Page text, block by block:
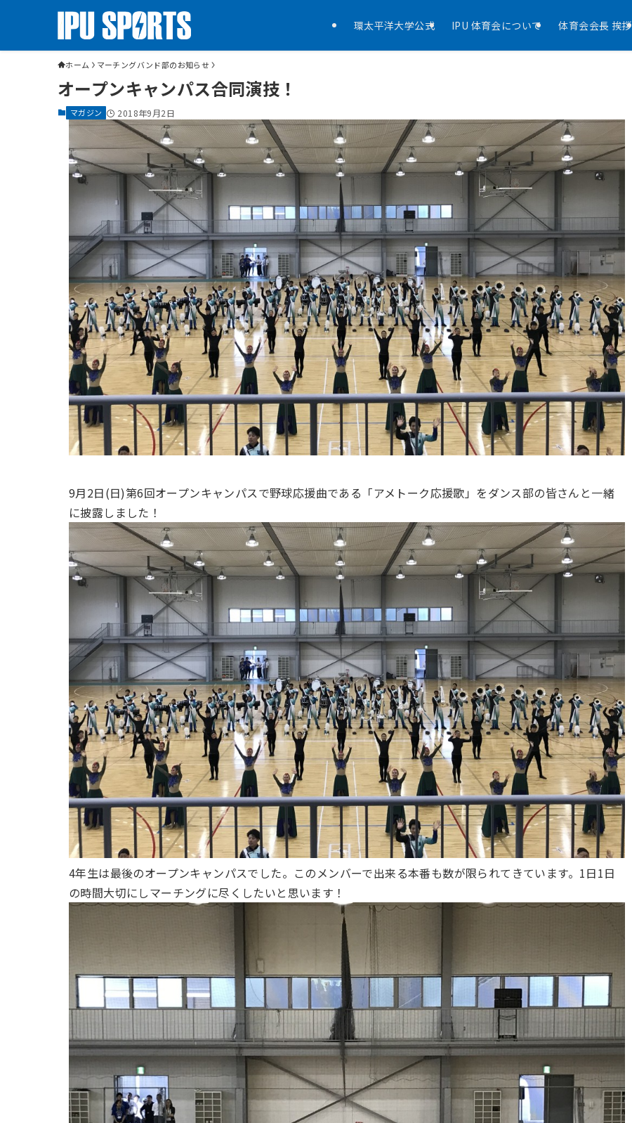
環太平洋大学公式 IPU 体育会について 体育会会長 挨拶
ホーム マーチングバンド部のお知らせ
オープンキャンパス合同演技！
マガジン 2018年9月2日
9月2日(日)第6回オープンキャンパスで野球応援曲である「アメトーク応援歌」をダンス部の皆さんと一緒
に披露しました！
4年生は最後のオープンキャンパスでした。このメンバーで出来る本番も数が限られてきています。1日1日
の時間大切にしマーチングに尽くしたいと思います！